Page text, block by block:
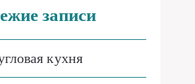
записи
кухня